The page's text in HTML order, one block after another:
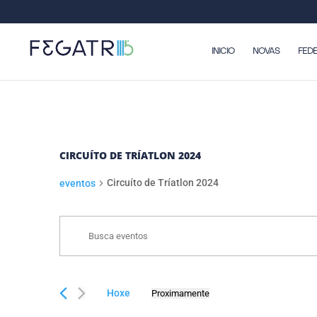
INICIO NOVAS
CIRCUÍTO DE TRÍATLON 2024
eventos Circuíto de Tríatlon 2024
EVENTOS
NAVEGACIÓN
BUSCA
E
VISTAS
eventos
Hoxe Proximamente